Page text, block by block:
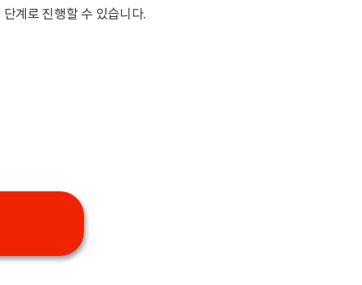
계로 진행할 수 있습니다.